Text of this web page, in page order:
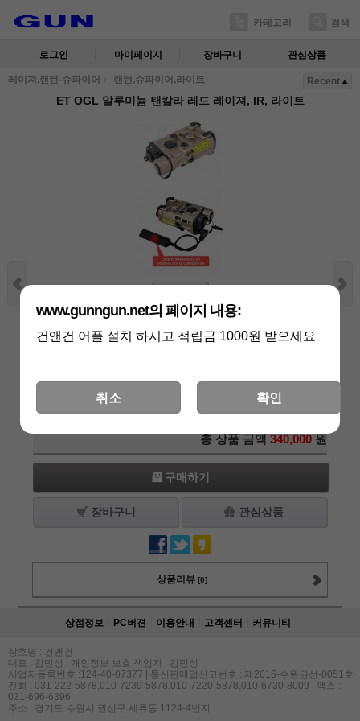
카테고리 검색
로그인 마이페이지 장바구니 관심상품
레이져,랜턴-슈파이어 랜턴,슈파이어,라이트 Recent
ET OGL 알루미늄 탠칼라 레드 레이져, IR, 라이트
340,000 원 적립금:6800원
남은 수량 : 1 개
레드 레이져, IR, 라이트
340,000
총 상품 금액 340,000 원
구매하기
장바구니 관심상품
상품리뷰 [0]
상점정보 PC버젼 이용안내 고객센터 커뮤니티
상호명 : 건앤건
대표 : 김민성 | 개인정보 보호 책임자 : 김민성
사업자등록번호 :124-40-07377 | 통신판매업신고번호 : 제2016-수원권선-0051호
전화 : 031-222-5878,010-7239-5878,010-7220-5878,010-6730-8009 | 팩스 :
031-696-6396
주소 : 경기도 수원시 권선구 세류동 1124-4번지
www.gunngun.net의 페이지 내용:
건앤건 어플 설치 하시고 적립금 1000원 받으세요
취소 확인